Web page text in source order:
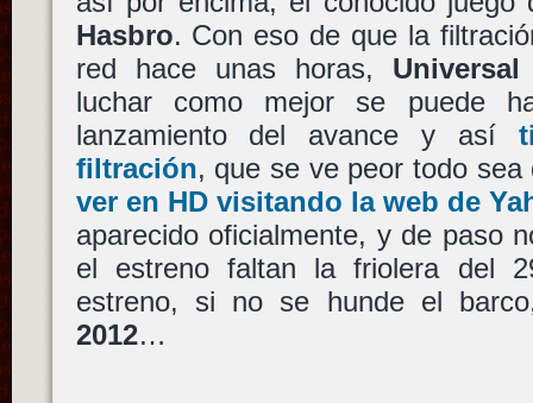
Hasbro. Con eso de que la
red hace unas horas,
luchar como mejor se puede
lanzamiento del avance y así
filtración, que se ve peor todo
ver en HD visitando la web de
aparecido oficialmente, y de paso
el estreno faltan la friolera del
estreno, si no se hunde el
2012…